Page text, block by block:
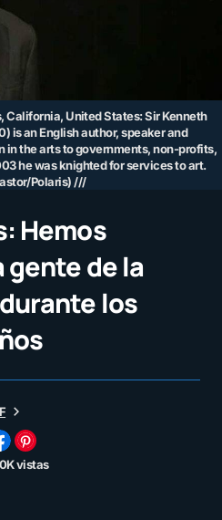
Hemos
gente de la
los
vistas
California, United States: Sir Kenneth
is an English author, speaker and
the arts to governments, non-profits,
he was knighted for services to art.
Polaris) ///